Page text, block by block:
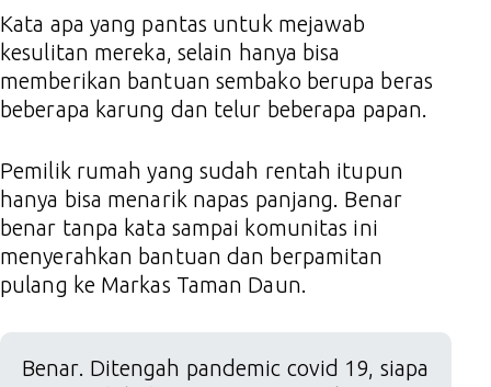
Kata apa yang pantas untuk mejawab
kesulitan mereka, selain hanya bisa
memberikan bantuan sembako berupa beras
beberapa karung dan telur beberapa papan.
Pemilik rumah yang sudah rentah itupun
hanya bisa menarik napas panjang. Benar
benar tanpa kata sampai komunitas ini
menyerahkan bantuan dan berpamitan
pulang ke Markas Taman Daun.
Benar. Ditengah pandemic covid 19, siapa